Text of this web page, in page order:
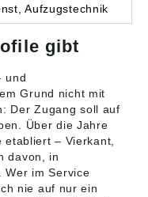
Aufzugstechnik
gibt
und
Grund nicht mit
Der Zugang soll auf
Über die Jahre
– Vierkant,
davon, in
Wer im Service
nie auf nur ein